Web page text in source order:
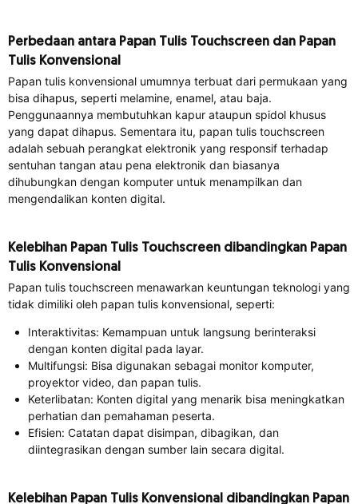
Perbedaan antara Papan Tulis Touchscreen dan Papan
Tulis Konvensional
Papan tulis konvensional umumnya terbuat dari permukaan yang
bisa dihapus, seperti melamine, enamel, atau baja.
Penggunaannya membutuhkan kapur ataupun spidol khusus
yang dapat dihapus. Sementara itu, papan tulis touchscreen
adalah sebuah perangkat elektronik yang responsif terhadap
sentuhan tangan atau pena elektronik dan biasanya
dihubungkan dengan komputer untuk menampilkan dan
mengendalikan konten digital.
Kelebihan Papan Tulis Touchscreen dibandingkan Papan
Tulis Konvensional
Papan tulis touchscreen menawarkan keuntungan teknologi yang
tidak dimiliki oleh papan tulis konvensional, seperti:
Interaktivitas: Kemampuan untuk langsung berinteraksi
dengan konten digital pada layar.
Multifungsi: Bisa digunakan sebagai monitor komputer,
proyektor video, dan papan tulis.
Keterlibatan: Konten digital yang menarik bisa meningkatkan
perhatian dan pemahaman peserta.
Efisien: Catatan dapat disimpan, dibagikan, dan
diintegrasikan dengan sumber lain secara digital.
Kelebihan Papan Tulis Konvensional dibandingkan Papan